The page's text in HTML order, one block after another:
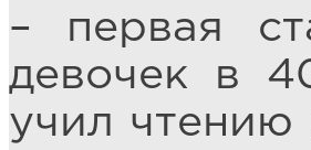
– первая
девочек в
учил чтению